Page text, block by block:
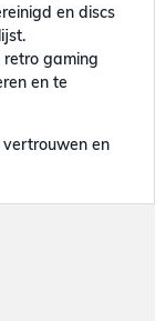
en discs
gaming
en te
en